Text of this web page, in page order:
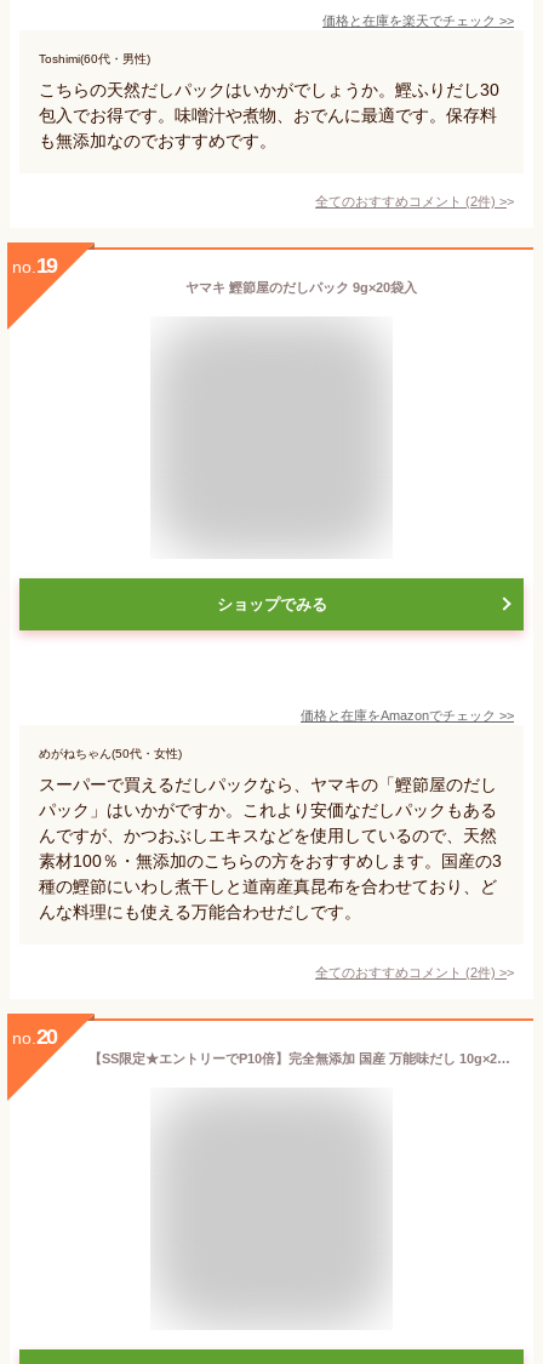
価格と在庫を楽天でチェック >>
Toshimi(60代・男性)
こちらの天然だしパックはいかがでしょうか。鰹ふりだし30
包入でお得です。味噌汁や煮物、おでんに最適です。保存料
も無添加なのでおすすめです。
全てのおすすめコメント (2件) >
no. 19
ヤマキ 鰹節屋のだしパック 9g×20袋入
ショップでみる
価格と在庫をAmazonでチェック >>
めがねちゃん(50代・女性)
スーパーで買えるだしパックなら、ヤマキの「鰹節屋のだし
パック」はいかがですか。これより安価なだしパックもある
んですが、かつおぶしエキスなどを使用しているので、天然
素材100％・無添加のこちらの方をおすすめします。国産の3
種の鰹節にいわし煮干しと道南産真昆布を合わせており、ど
んな料理にも使える万能合わせだしです。
全てのおすすめコメント (2件) >
no. 20
【SS限定★エントリーでP10倍】完全無添加 国産 万能味だし 10g×20包 送料無料 だしパック 赤ちゃん 用 だし 離乳食 無添加だしパック 無塩 無添加 だしの素 和風 だし 袋 減塩 出汁 だしの素 水出し 無添加出汁 パック 合わせだし いりこ 煮干し 鰹節